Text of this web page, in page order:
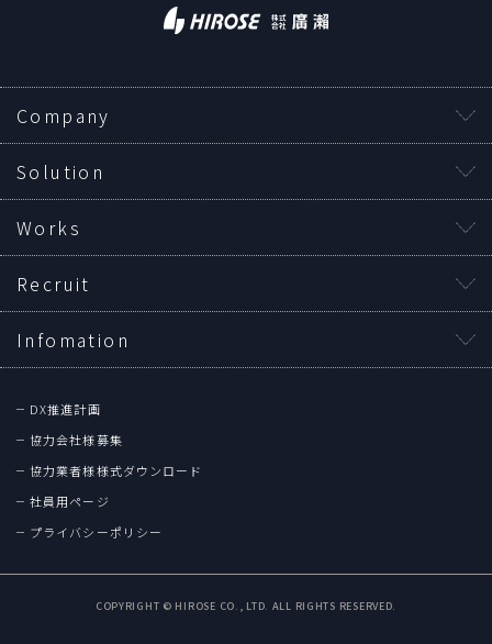
Company
Solution
Works
Recruit
Infomation
DX推進計画
協力会社様募集
協力業者様様式ダウンロード
社員用ページ
プライバシーポリシー
COPYRIGHT © HIROSE CO., LTD. ALL RIGHTS RESERVED.